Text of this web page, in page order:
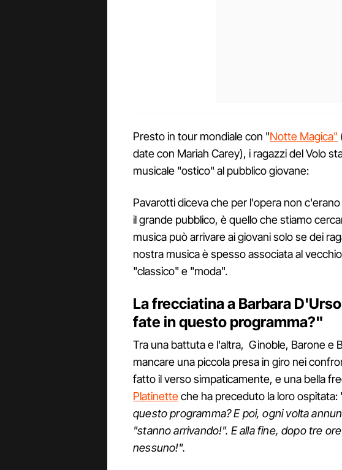
Presto in tour mondiale con "Notte Magica"
date con Mariah Carey), i ragazzi del Volo
musicale "ostico" al pubblico giovane:
Pavarotti diceva che per l'opera non
il grande pubblico, è quello che stiamo
musica può arrivare ai giovani solo se dei
nostra musica è spesso associata al
"classico" e "moda".
La frecciatina a Barbara
fate in questo programma?"
Tra una battuta e l'altra, Ginoble, Barone e
mancare una piccola presa in giro nei
fatto il verso simpaticamente, e una bella
Platinetteche ha preceduto la loro ospitata:
questo programma? E poi, ogni volta
"stanno arrivando!". E alla fine, dopo tre
nessuno!".